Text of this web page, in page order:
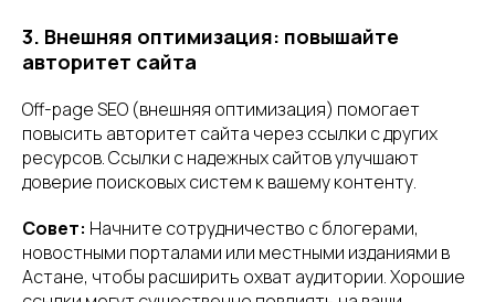
3. Внешняя оптимизация: повышайте
авторитет сайта
Off-page SEO (внешняя оптимизация) помогает
повысить авторитет сайта через ссылки с других
ресурсов. Ссылки с надежных сайтов улучшают
доверие поисковых систем к вашему контенту.
Совет: Начните сотрудничество с блогерами,
новостными порталами или местными изданиями в
Астане, чтобы расширить охват аудитории. Хорошие